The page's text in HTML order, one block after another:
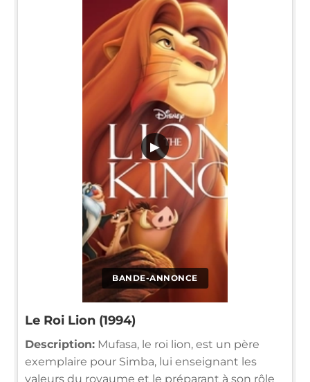
BANDE-ANNONCE
▶
Le Roi Lion (1994)
Description: Mufasa, le roi lion, est un père
exemplaire pour Simba, lui enseignant les
valeurs du royaume et le préparant à son rôle